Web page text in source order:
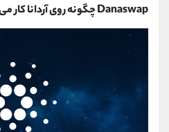
Danaswap چگونه روی آردانا کار می کند؟